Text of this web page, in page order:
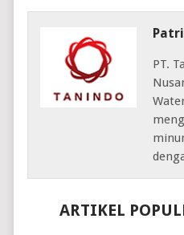
PT.
ARTIKEL